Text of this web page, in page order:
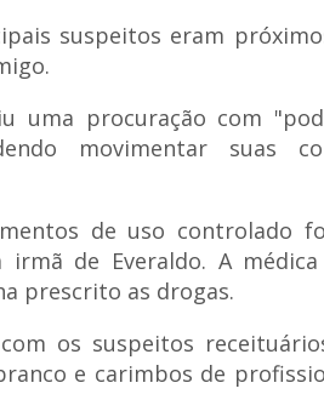
suspeitos eram
uma procuração com
movimentar suas
de uso controlado
de Everaldo. A
prescrito as drogas.
os suspeitos
e carimbos de